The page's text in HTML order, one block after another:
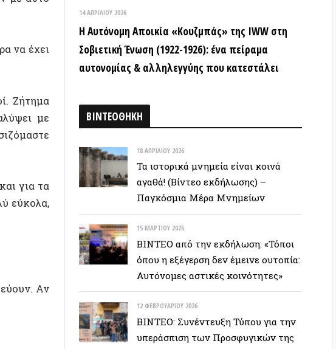
Παγκόσμια Μέρα Μνημείων
15 ΜΑΡΤΊΟΥ 2026
ΒΙΝΤΕΟ από την εκδήλωση: «Τόποι
όπου η εξέγερση δεν έμεινε ουτοπία:
12 ΦΕΒΡΟΥΑΡΊΟΥ 2026
ΒΙΝΤΕΟ: Συνέντευξη Τύπου για την
Λ. Αλεξάνδρας – Αλληλεγγύη στον
απεργό πείνας
ΣΥΝΕΝΤΕΥΞΕΙΣ
28 ΙΟΥΝΊΟΥ 2026
Colin Ward: Ο σπόρος κάτω απο το
χιόνι (Autonomedia, 2001)
15 ΙΟΥΝΊΟΥ 2026
Συνέντευξη Zygmunt Bauman: Η
ρευστή νεωτερικότητα
(Autonomedia, 2001)